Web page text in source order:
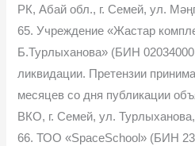
РК, Абай обл., г. Семей, ул.
65. Учреждение «Жастар
Б.Турлыханова» (БИН
ликвидации. Претензии
месяцев со дня публикации
ВКО, г. Семей, ул.
66. ТОО «SpaceSchool» (БИН